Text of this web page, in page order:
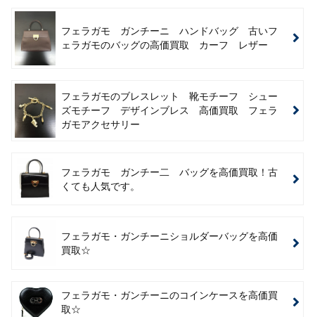
フェラガモ ガンチーニ ハンドバッグ 古いフ
ェラガモのバッグの高価買取 カーフ レザー
フェラガモのブレスレット 靴モチーフ シュー
ズモチーフ デザインブレス 高価買取 フェラ
ガモアクセサリー
フェラガモ ガンチー二 バッグを高価買取！古
くても人気です。
フェラガモ・ガンチーニショルダーバッグを高価
買取☆
フェラガモ・ガンチーニのコインケースを高価買
取☆